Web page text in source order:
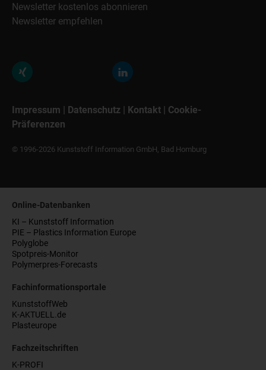
Newsletter kostenlos abonnieren
Newsletter empfehlen
Impressum | Datenschutz | Kontakt | Cookie-
Präferenzen
© 1996-2026 Kunststoff Information GmbH, Bad Homburg
Online-Datenbanken
KI – Kunststoff Information
PIE – Plastics Information Europe
Polyglobe
Spotpreis-Monitor
Polymerpres-Forecasts
Fachinformationsportale
KunststoffWeb
K-AKTUELL.de
Plasteurope
Fachzeitschriften
K-PROFI